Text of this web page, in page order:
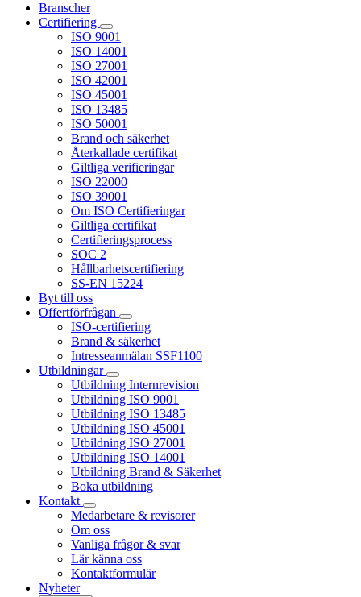
Branscher
Certifiering
ISO 9001
ISO 14001
ISO 27001
ISO 42001
ISO 45001
ISO 13485
ISO 50001
Brand och säkerhet
Återkallade certifikat
Giltliga verifieringar
ISO 22000
ISO 39001
Om ISO Certifieringar
Giltliga certifikat
Certifieringsprocess
SOC 2
Hållbarhetscertifiering
SS-EN 15224
Byt till oss
Offertförfrågan
ISO-certifiering
Brand & säkerhet
Intresseanmälan SSF1100
Utbildningar
Utbildning Internrevision
Utbildning ISO 9001
Utbildning ISO 13485
Utbildning ISO 45001
Utbildning ISO 27001
Utbildning ISO 14001
Utbildning Brand & Säkerhet
Boka utbildning
Kontakt
Medarbetare & revisorer
Om oss
Vanliga frågor & svar
Lär känna oss
Kontaktformulär
Nyheter